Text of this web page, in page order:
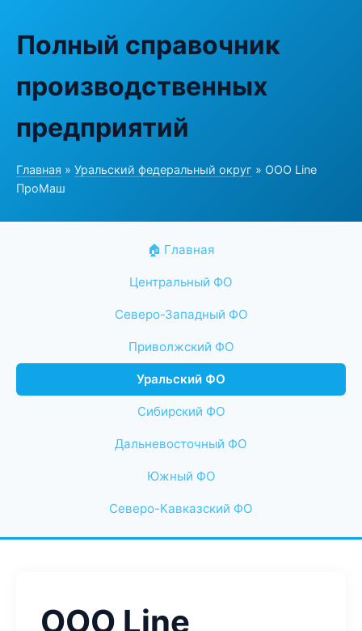
Полный справочник
производственных
предприятий
Главная » Уральский федеральный округ » ООО Line
ПроМаш
🏠 Главная
Центральный ФО
Северо-Западный ФО
Приволжский ФО
Уральский ФО
Сибирский ФО
Дальневосточный ФО
Южный ФО
Северо-Кавказский ФО
ООО Line